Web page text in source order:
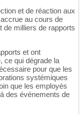
et de réaction aux
au cours de
de milliers de rapports
et ont
ce qui dégrade la
pour que les
systémiques
que les employés
des événements de